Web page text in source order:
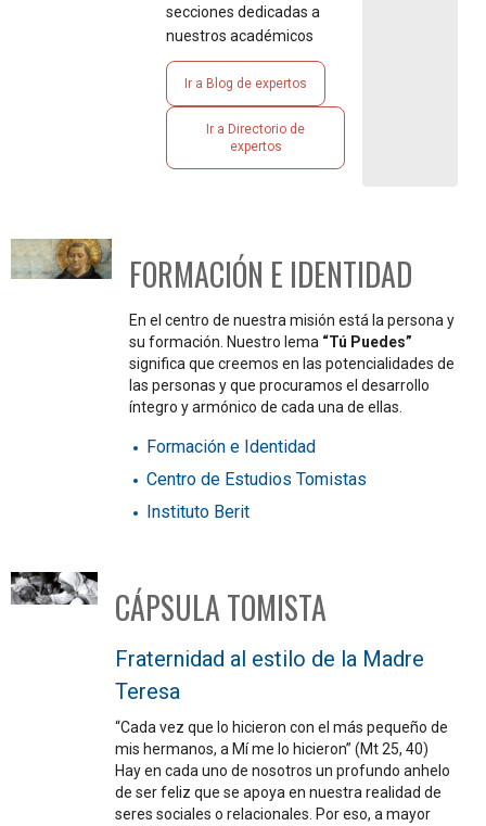
secciones dedicadas a
nuestros académicos
Ir a Blog de expertos
Ir a Directorio de
expertos
FORMACIÓN E IDENTIDAD
En el centro de nuestra misión está la persona y
su formación. Nuestro lema “Tú Puedes”
significa que creemos en las potencialidades de
las personas y que procuramos el desarrollo
íntegro y armónico de cada una de ellas.
Formación e Identidad
Centro de Estudios Tomistas
Instituto Berit
CÁPSULA TOMISTA
Fraternidad al estilo de la Madre
Teresa
“Cada vez que lo hicieron con el más pequeño de
mis hermanos, a Mí me lo hicieron” (Mt 25, 40)
Hay en cada uno de nosotros un profundo anhelo
de ser feliz que se apoya en nuestra realidad de
seres sociales o relacionales. Por eso, a mayor